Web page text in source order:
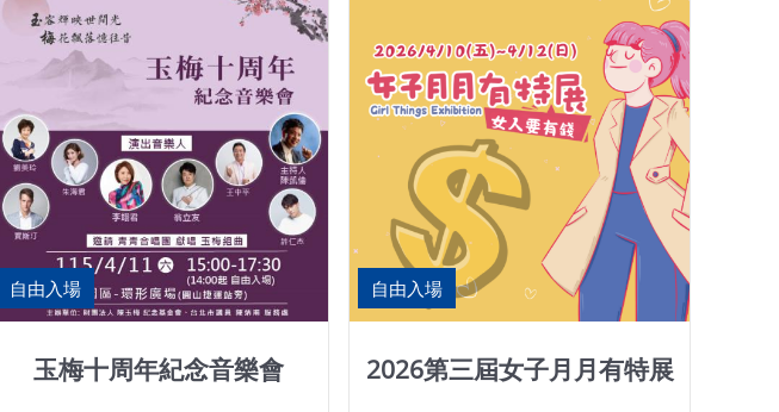
自由入場
玉梅十周年紀念音樂會
自由入場
2026第三屆女子月月有特展